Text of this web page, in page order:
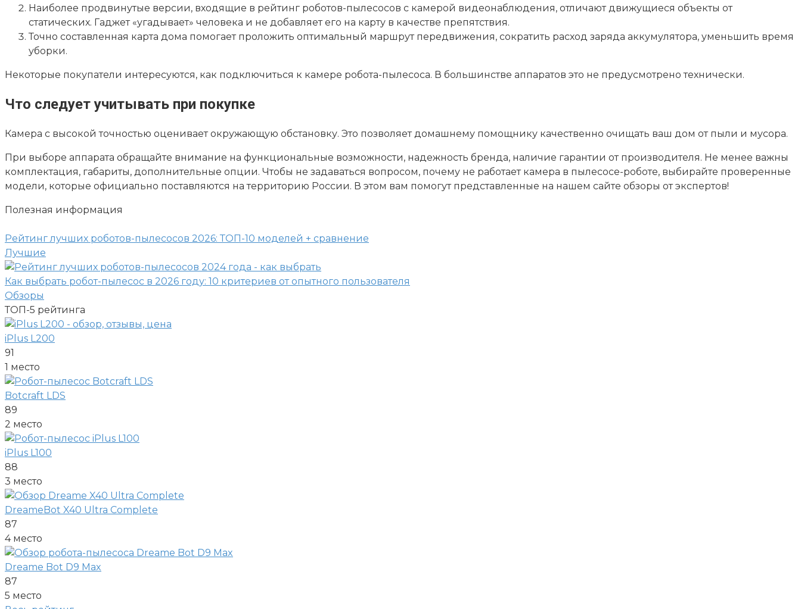
Наиболее продвинутые версии, входящие в рейтинг роботов-пылесосов с камерой видеонаблюдения, отличают движущиеся объекты от
статических. Гаджет «угадывает» человека и не добавляет его на карту в качестве препятствия.
Точно составленная карта дома помогает проложить оптимальный маршрут передвижения, сократить расход заряда аккумулятора, уменьшить время
уборки.
Некоторые покупатели интересуются, как подключиться к камере робота-пылесоса. В большинстве аппаратов это не предусмотрено технически.
Что следует учитывать при покупке
Камера с высокой точностью оценивает окружающую обстановку. Это позволяет домашнему помощнику качественно очищать ваш дом от пыли и мусора.
При выборе аппарата обращайте внимание на функциональные возможности, надежность бренда, наличие гарантии от производителя. Не менее важны
комплектация, габариты, дополнительные опции. Чтобы не задаваться вопросом, почему не работает камера в пылесосе-роботе, выбирайте проверенные
модели, которые официально поставляются на территорию России. В этом вам помогут представленные на нашем сайте обзоры от экспертов!
Полезная информация
Рейтинг лучших роботов-пылесосов 2026: ТОП-10 моделей + сравнение
Лучшие
Как выбрать робот-пылесос в 2026 году: 10 критериев от опытного пользователя
Обзоры
ТОП-5 рейтинга
iPlus L200
91
1 место
Botcraft LDS
89
2 место
iPlus L100
88
3 место
DreameBot X40 Ultra Complete
87
4 место
Dreame Bot D9 Max
87
5 место